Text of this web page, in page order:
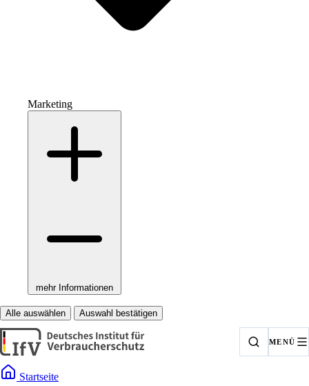
Marketing
mehr Informationen
Alle auswählen Auswahl bestätigen
MENÜ
Startseite